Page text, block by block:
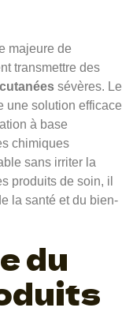
majeure de
transmettre des
sévères. Le
une solution efficace
à base
chimiques
sans irriter la
produits de soin, il
la santé et du bien-
du